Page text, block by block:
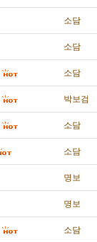
소담
소담
소담
박보검
소담
소담
명보
명보
소담